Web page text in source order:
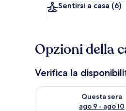
Sentirsi a casa (6)
Opzioni della
Verifica la
Questa sera
ago 9 - ago 10
Verifica la disponibilità